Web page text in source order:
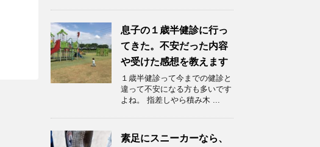
息子の１歳半健診に行っ
てきた。不安だった内容
や受けた感想を教えます
１歳半健診って今までの健診と
違って不安になる方も多いです
よね。 指差しやら積み木 ...
素足にスニーカーなら、